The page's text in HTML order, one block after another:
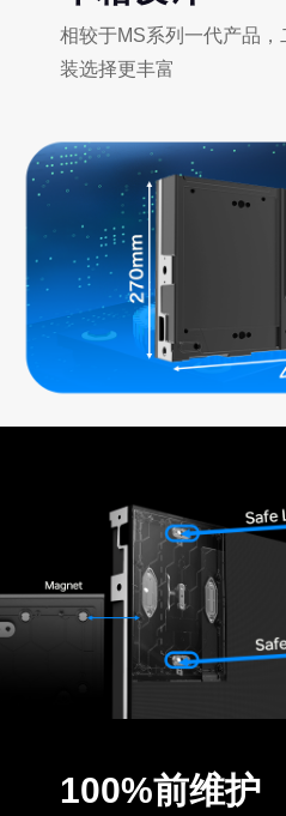
相较于MS系列一代产品
装选择更丰富
100%前维护